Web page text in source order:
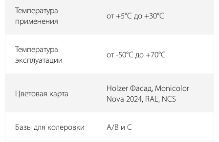
Температура
применения
от +5°C до +30°C
Температура
эксплуатации
от -50°C до +70°C
Цветовая карта
Holzer Фасад, Monicolor
Nova 2024, RAL, NCS
Базы для колеровки А/B и С